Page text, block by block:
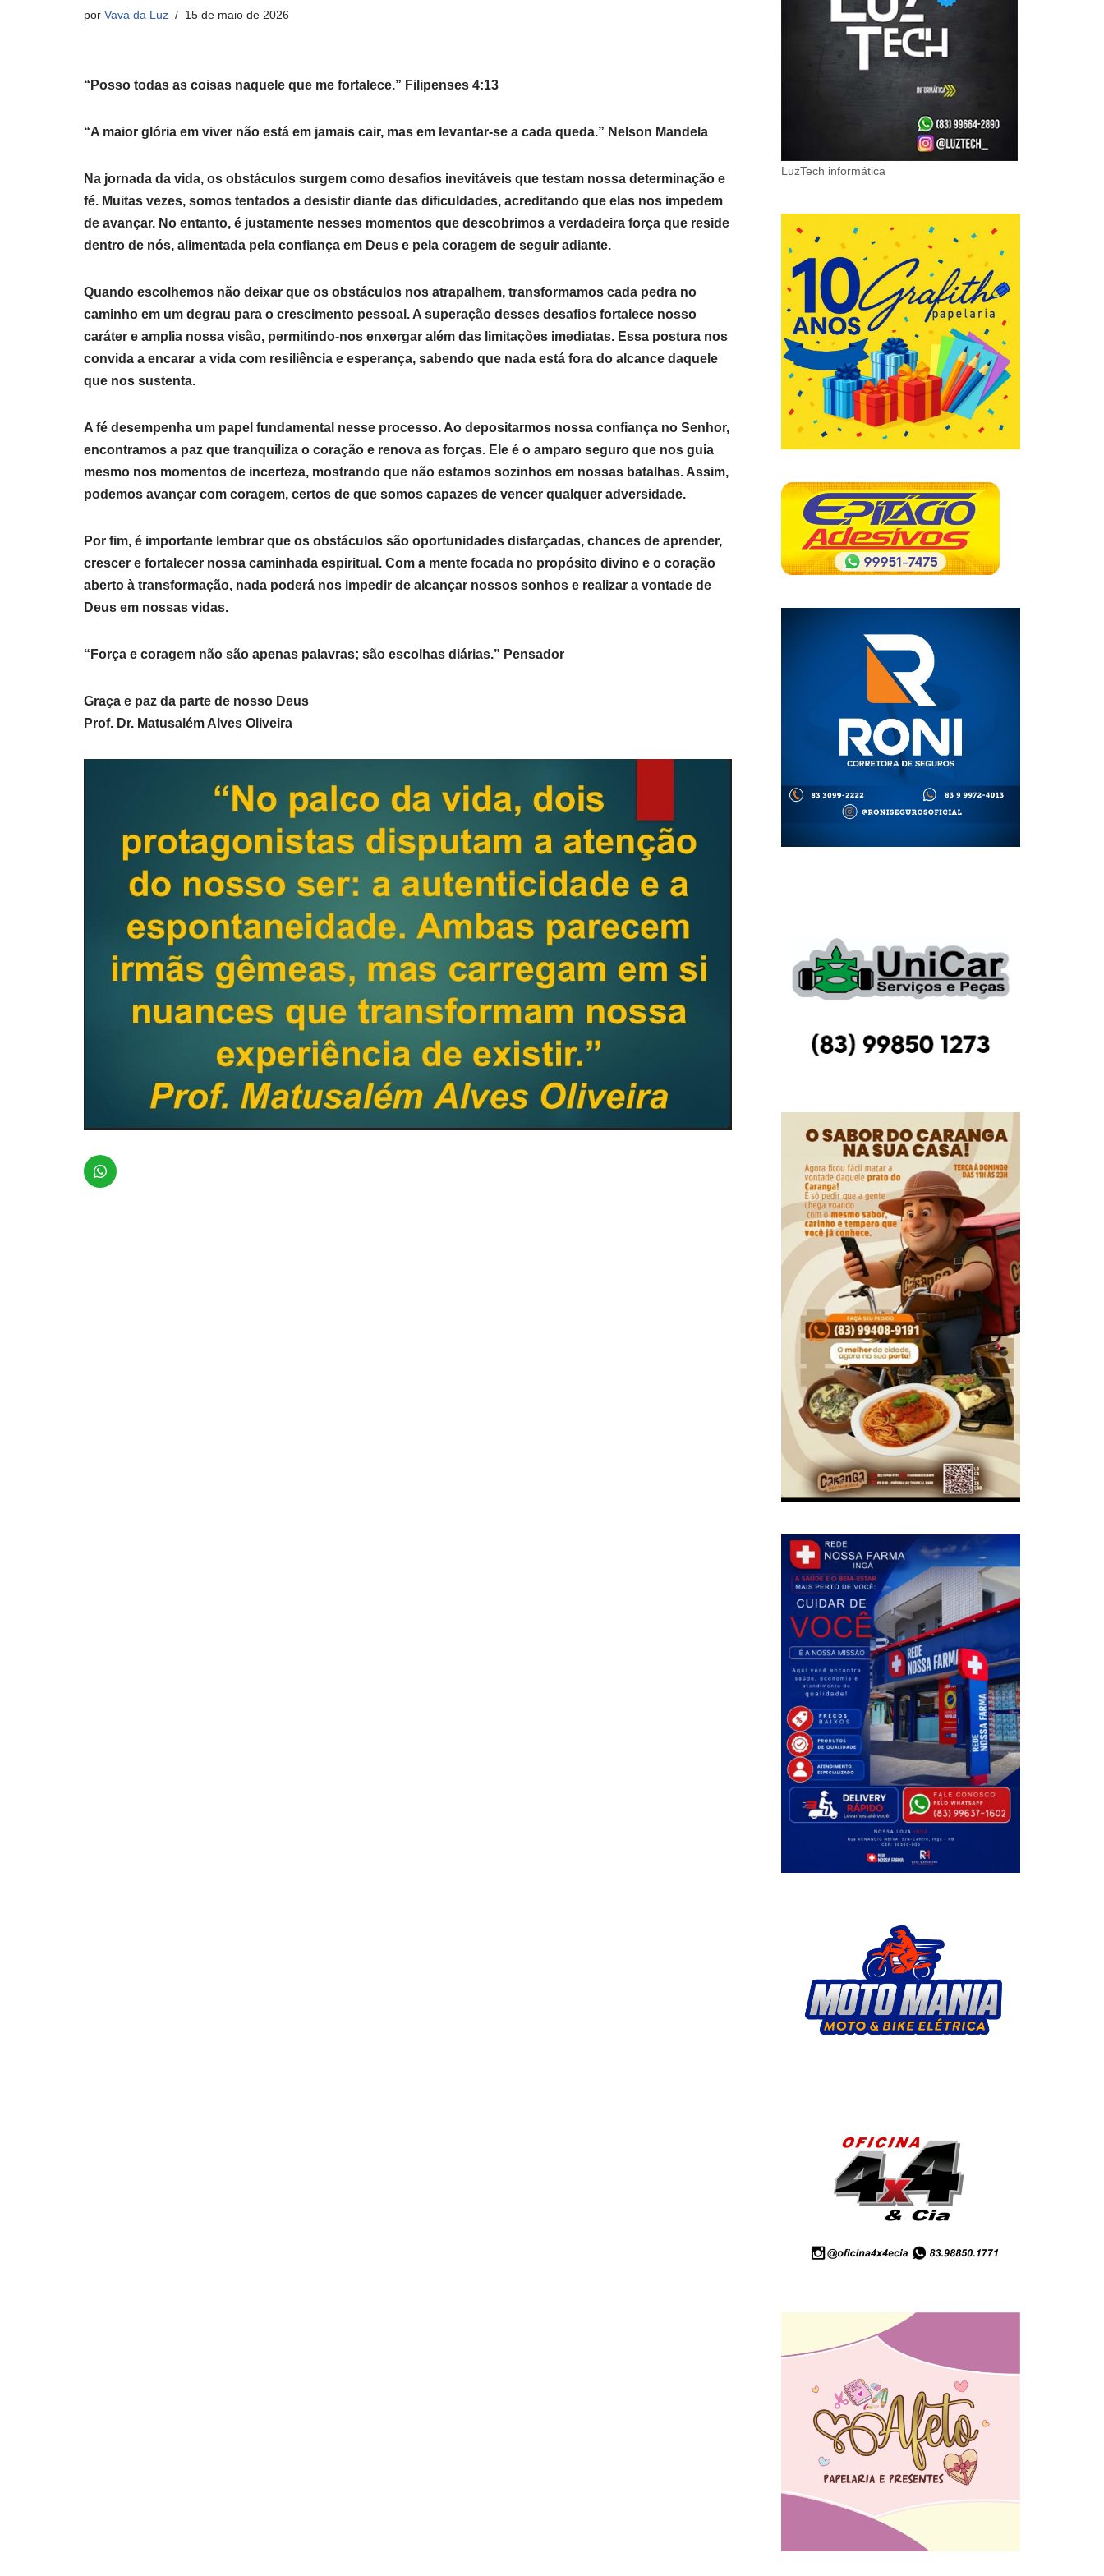
por Vavá da Luz 15 de maio de 2026
“Posso todas as coisas naquele que me fortalece.” Filipenses 4:13
“A maior glória em viver não está em jamais cair, mas em levantar-se a cada queda.” Nelson Mandela
Na jornada da vida, os obstáculos surgem como desafios inevitáveis que testam nossa determinação e
fé. Muitas vezes, somos tentados a desistir diante das dificuldades, acreditando que elas nos impedem
de avançar. No entanto, é justamente nesses momentos que descobrimos a verdadeira força que reside
dentro de nós, alimentada pela confiança em Deus e pela coragem de seguir adiante.
Quando escolhemos não deixar que os obstáculos nos atrapalhem, transformamos cada pedra no
caminho em um degrau para o crescimento pessoal. A superação desses desafios fortalece nosso
caráter e amplia nossa visão, permitindo-nos enxergar além das limitações imediatas. Essa postura nos
convida a encarar a vida com resiliência e esperança, sabendo que nada está fora do alcance daquele
que nos sustenta.
A fé desempenha um papel fundamental nesse processo. Ao depositarmos nossa confiança no Senhor,
encontramos a paz que tranquiliza o coração e renova as forças. Ele é o amparo seguro que nos guia
mesmo nos momentos de incerteza, mostrando que não estamos sozinhos em nossas batalhas. Assim,
podemos avançar com coragem, certos de que somos capazes de vencer qualquer adversidade.
Por fim, é importante lembrar que os obstáculos são oportunidades disfarçadas, chances de aprender,
crescer e fortalecer nossa caminhada espiritual. Com a mente focada no propósito divino e o coração
aberto à transformação, nada poderá nos impedir de alcançar nossos sonhos e realizar a vontade de
Deus em nossas vidas.
“Força e coragem não são apenas palavras; são escolhas diárias.” Pensador
Graça e paz da parte de nosso Deus
Prof. Dr. Matusalém Alves Oliveira
LuzTech informática